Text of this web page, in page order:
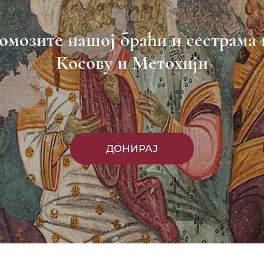
нашој браћи и сестрама
Косову и Метохији
ДОНИРАЈ